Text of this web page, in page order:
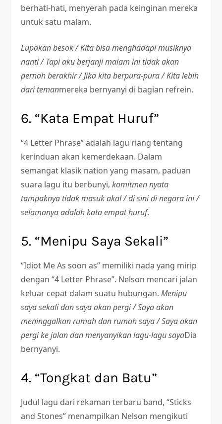
berhati-hati, menyerah pada keinginan mereka
untuk satu malam.
Lupakan besok / Kita bisa menghadapi musiknya
nanti / Tapi aku berjanji malam ini tidak akan
pernah berakhir / Jika kita berpura-pura / Kita lebih
dari temanmereka bernyanyi di bagian refrein.
6. “Kata Empat Huruf”
“4 Letter Phrase” adalah lagu riang tentang
kerinduan akan kemerdekaan. Dalam
semangat klasik nation yang masam, paduan
suara lagu itu berbunyi,komitmen nyata
tampaknya tidak masuk akal / di sini di negara ini /
selamanya adalah kata empat huruf.
5. “Menipu Saya Sekali”
“Idiot Me As soon as” memiliki nada yang mirip
dengan “4 Letter Phrase”. Nelson mencari jalan
keluar cepat dalam suatu hubungan. Menipu
saya sekali dan saya akan pergi / Saya akan
meninggalkan rumah dan rumah saya / Saya akan
pergi ke jalan dan menyanyikan lagu-lagu sayaDia
bernyanyi.
4. “Tongkat dan Batu”
Judul lagu dari rekaman terbaru band, “Sticks
and Stones” menampilkan Nelson mengikuti